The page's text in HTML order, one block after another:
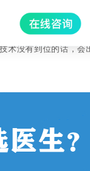
积液，恢复的时间
在几个月之后，才会
没有到位的话，会